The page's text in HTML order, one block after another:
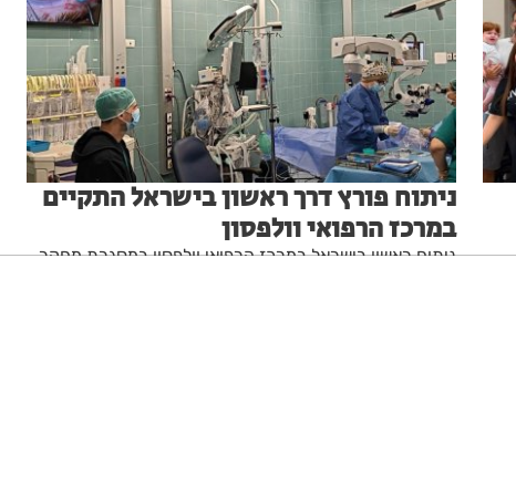
ניתוח פורץ דרך ראשון בישראל התקיים
במרכז הרפואי וולפסון
ניתוח ראשון בישראל במרכז הרפואי וולפסון במסגרת מחקר